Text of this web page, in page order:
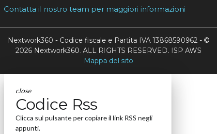
Contatta il nostro team per maggiori informazioni
Nextwork360 - Codice fiscale e Partita IVA 13868590962 - ©
2026 Nextwork360. ALL RIGHTS RESERVED. ISP AWS
Mappa del sito
close
Codice Rss
Clicca sul pulsante per copiare il link RSS negli
appunti.